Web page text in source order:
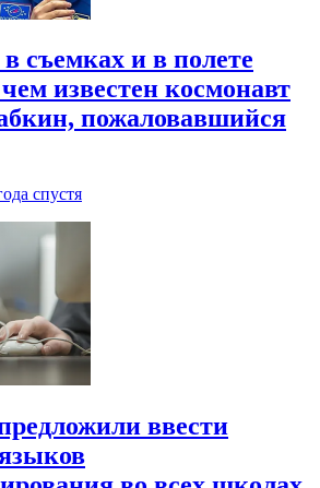
съемках и в полете
известен космонавт
пожаловавшийся
спустя
ввести